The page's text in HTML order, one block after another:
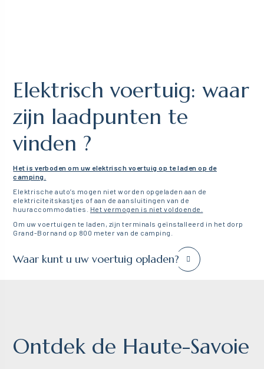
Elektrisch voertuig: waar
zijn laadpunten te
vinden ?
Het is verboden om uw elektrisch voertuig op te laden op de
camping.
Elektrische auto’s mogen niet worden opgeladen aan de
elektriciteitskastjes of aan de aansluitingen van de
huuraccommodaties. Het vermogen is niet voldoende.
Om uw voertuigen te laden, zijn terminals geïnstalleerd in het dorp
Grand-Bornand op 800 meter van de camping.
Waar kunt u uw voertuig opladen?
Ontdek de Haute-Savoie